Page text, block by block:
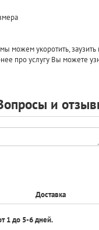
можем укоротить, заузить
про услугу Вы можете
и
Доставка
1 до 5-6 дней.